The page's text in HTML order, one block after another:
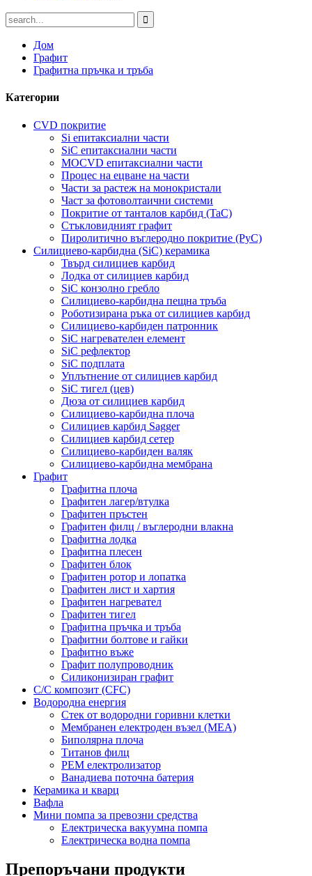
Дом
Графит
Графитна пръчка и тръба
Категории
CVD покритие
Si епитаксиални части
SiC епитаксиални части
MOCVD епитаксиални части
Процес на ецване на части
Части за растеж на монокристали
Част за фотоволтаични системи
Покритие от танталов карбид (TaC)
Стъкловидният графит
Пиролитично въглеродно покритие (PyC)
Силициево-карбидна (SiC) керамика
Твърд силициев карбид
Лодка от силициев карбид
SiC конзолно гребло
Силициево-карбидна пещна тръба
Роботизирана ръка от силициев карбид
Силициево-карбиден патронник
SiC нагревателен елемент
SiC рефлектор
SiC подплата
Уплътнение от силициев карбид
SiC тигел (цев)
Дюза от силициев карбид
Силициево-карбидна плоча
Силициев карбид Sagger
Силициев карбид сетер
Силициево-карбиден валяк
Силициево-карбидна мембрана
Графит
Графитна плоча
Графитен лагер/втулка
Графитен пръстен
Графитен филц / въглеродни влакна
Графитна лодка
Графитна плесен
Графитен блок
Графитен ротор и лопатка
Графитен лист и хартия
Графитен нагревател
Графитен тигел
Графитна пръчка и тръба
Графитни болтове и гайки
Графитно въже
Графит полупроводник
Силиконизиран графит
C/C композит (CFC)
Водородна енергия
Стек от водородни горивни клетки
Мембранен електроден възел (MEA)
Биполярна плоча
Титанов филц
PEM електролизатор
Ванадиева поточна батерия
Керамика и кварц
Вафла
Мини помпа за превозни средства
Електрическа вакуумна помпа
Електрическа водна помпа
Препоръчани продукти